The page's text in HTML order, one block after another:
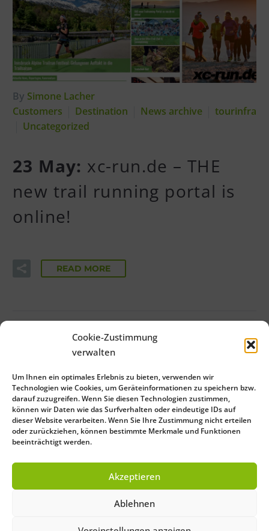
Cookie-Zustimmung
verwalten
Um Ihnen ein optimales Erlebnis zu bieten, verwenden wir
Technologien wie Cookies, um Geräteinformationen zu speichern bzw.
darauf zuzugreifen. Wenn Sie diesen Technologien zustimmen,
können wir Daten wie das Surfverhalten oder eindeutige IDs auf
dieser Website verarbeiten. Wenn Sie Ihre Zustimmung nicht erteilen
oder zurückziehen, können bestimmte Merkmale und Funktionen
beeinträchtigt werden.
Akzeptieren
Ablehnen
By Simone Lacher
Customers
Destination News archive
tourinfra
Uncategorized
23 May: xc-run.de – THE
new trail running portal is
online!
READ MORE
Save Preferences
Deutsch(German)
English
French)
Español
Spanish